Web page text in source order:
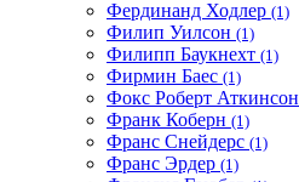
Фердинанд Ходлер (1)
Филип Уилсон (1)
Филипп Баукнехт (1)
Фирмин Баес (1)
Фокс Роберт Аткинсон
Франк Коберн (1)
Франс Снейдерс (1)
Франс Эрдер (1)